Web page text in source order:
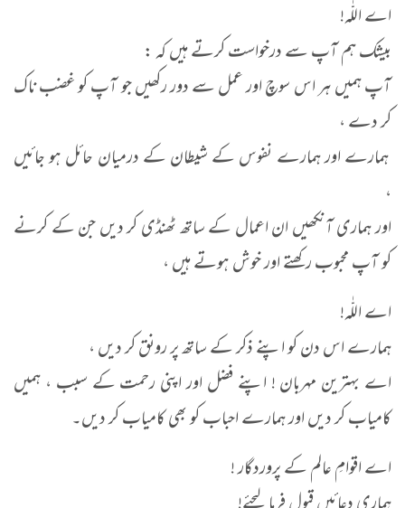
اے اللّٰہ!
بیشک ہم آپ سے درخواست کرتے ہیں کہ :
آپ ہمیں ہر اس سوچ اور عمل سے دور رکھیں جو آپ کو غضب ناک
کر دے ،
ہمارے اور ہمارے نفوس کے شیطان کے درمیان حائل ہو جائیں
،
اور ہماری آنکھیں ان اعمال کے ساتھ ٹھنڈی کر دیں جن کے کرنے
کو آپ محبوب رکھتے اور خوش ہوتے ہیں ،
اے اللّٰہ!
ہمارے اس دن کو اپنے ذکر کے ساتھ پر رونق کر دیں ،
اے بہترین مہربان ! اپنے فضل اور اپنی رحمت کے سبب ، ہمیں
کامیاب کر دیں اور ہمارے احباب کو بھی کامیاب کر دیں۔
اے اقوامِ عالم کے پروردگار !